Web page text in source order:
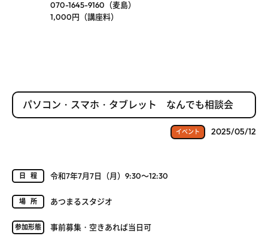
070-1645-9160（麦島）
1,000円（講座料）
パソコン・スマホ・タブレット なんでも相談会
イベント 2025/05/12
日程 令和7年7月7日（月）9:30～12:30
場所 あつまるスタジオ
参加形態 事前募集・空きあれば当日可